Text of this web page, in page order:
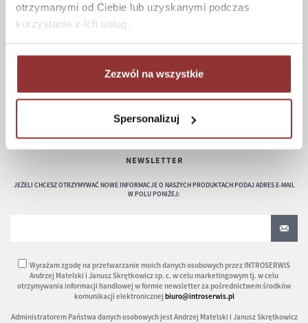
otrzymanymi od Ciebie lub uzyskanymi podczas
korzystania z ich usług.
Zezwól na wszystkie
Spersonalizuj
Regulamin
Konserwacja i czyszczenie
NEWSLETTER
JEŻELI CHCESZ OTRZYMYWAĆ NOWE INFORMACJE O NASZYCH PRODUKTACH PODAJ ADRES E-MAIL
W POLU PONIŻEJ:
Wyrażam zgodę na przetwarzanie moich danych osobowych przez INTROSERWIS
Andrzej Matelski i Janusz Skrętkowicz sp. c. w celu marketingowym tj. w celu
otrzymywania informacji handlowej w formie newsletter za pośrednictwem środków
komunikacji elektronicznej biuro@introserwis.pl
Administratorem Państwa danych osobowych jest Andrzej Matelski i Janusz Skrętkowicz